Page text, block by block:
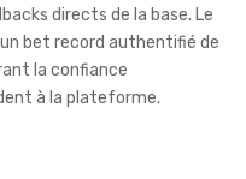
directs de la base. Le
bet record authentifié de
la confiance
à la plateforme.